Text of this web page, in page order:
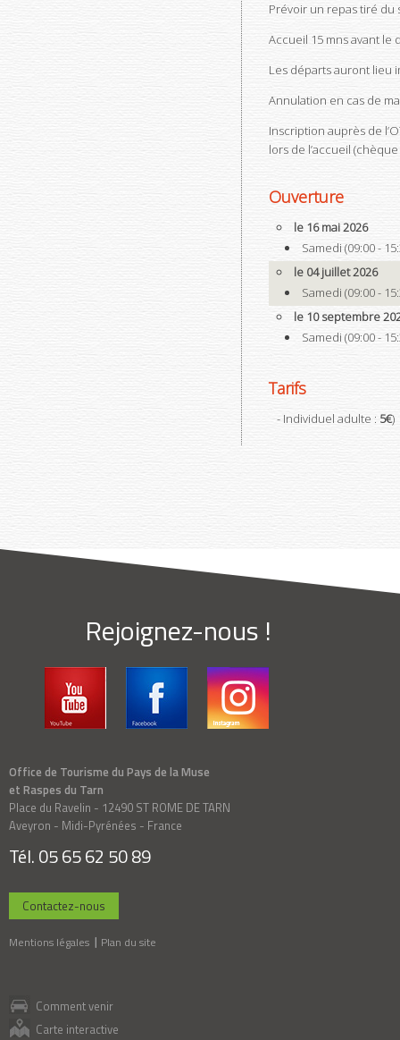
Prévoir un repas tiré du
Accueil 15 mns avant le
Les départs auront lieu
Annulation en cas de
Inscription auprès de
lors de l’accueil
Ouverture
le 16 mai 2026
Samedi (09:00 -
le 04 juillet 2026
Samedi (09:00 -
le 10 septembre
Samedi (09:00 -
Tarifs
- Individuel adulte : 5€)
Rejoignez-nous !
Office de Tourisme du Pays de la Muse
et Raspes du Tarn
Place du Ravelin - 12490 ST ROME DE TARN
Aveyron - Midi-Pyrénées - France
Tél. 05 65 62 50 89
Contactez-nous
Mentions légales Plan du site
Comment venir
Carte interactive